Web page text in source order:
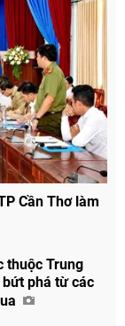
Cần Thơ làm
thuộc Trung
phá từ các